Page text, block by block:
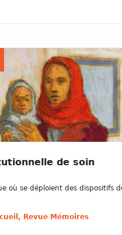
de soin
où se déploient des dispositifs
Revue Mémoires